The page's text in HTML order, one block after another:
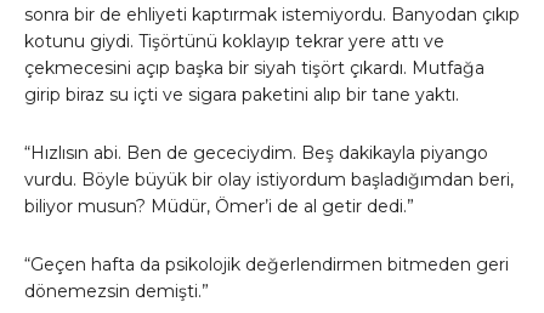
sonra bir de ehliyeti kaptırmak istemiyordu. Banyodan çıkıp
kotunu giydi. Tişörtünü koklayıp tekrar yere attı ve
çekmecesini açıp başka bir siyah tişört çıkardı. Mutfağa
girip biraz su içti ve sigara paketini alıp bir tane yaktı.
“Hızlısın abi. Ben de gececiydim. Beş dakikayla piyango
vurdu. Böyle büyük bir olay istiyordum başladığımdan beri,
biliyor musun? Müdür, Ömer’i de al getir dedi.”
“Geçen hafta da psikolojik değerlendirmen bitmeden geri
dönemezsin demişti.”